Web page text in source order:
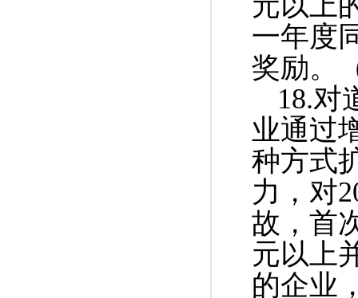
一年度
奖励。
18.对
业通过
种方式
力，对
故，首
元以上
的企业